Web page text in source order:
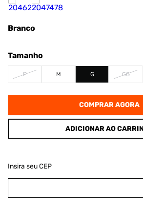
Branco
Tamanho
P M G GG
COMPRAR AGORA
ADICIONAR AO
Insira seu CEP